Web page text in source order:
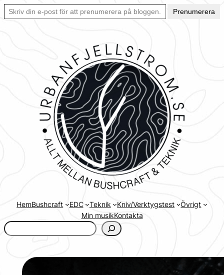
Hoppa
Skriv din e-post för att prenumerera på bloggen… Ett enkelt sätt att hålla sig uppdaterad automatiskt.
Prenumerera
HemBushcraft EDC Teknik Kniv/Verktygstest
Övrigt
Min musikKontakta
www.urbanfjellstrom.se/jamforelselistan/